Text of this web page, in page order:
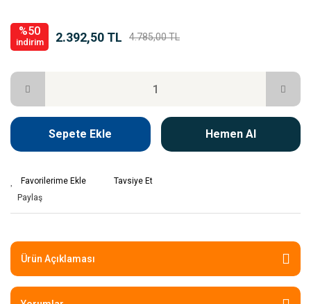
%50
indirim 2.392,50 TL 4.785,00 TL
Sepete Ekle Hemen Al
Tavsiye Et
Paylaş
Ürün Açıklaması